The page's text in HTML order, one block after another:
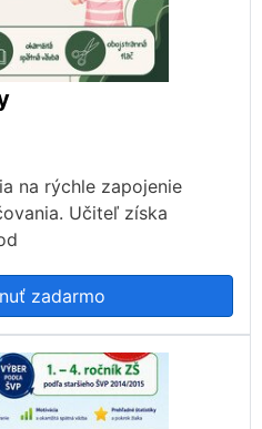
na rýchle zapojenie
Učiteľ získa
zadarmo